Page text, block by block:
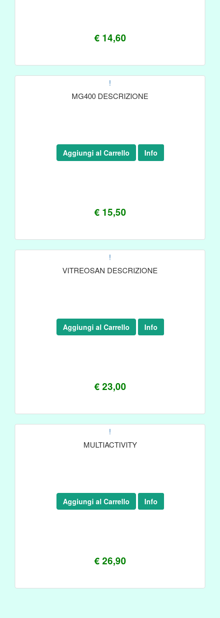
€ 14,60
!
MG400 DESCRIZIONE
€ 15,50
Aggiungi al Carrello Info
!
VITREOSAN DESCRIZIONE
€ 23,00
Aggiungi al Carrello Info
!
MULTIACTIVITY
€ 26,90
Aggiungi al Carrello Info